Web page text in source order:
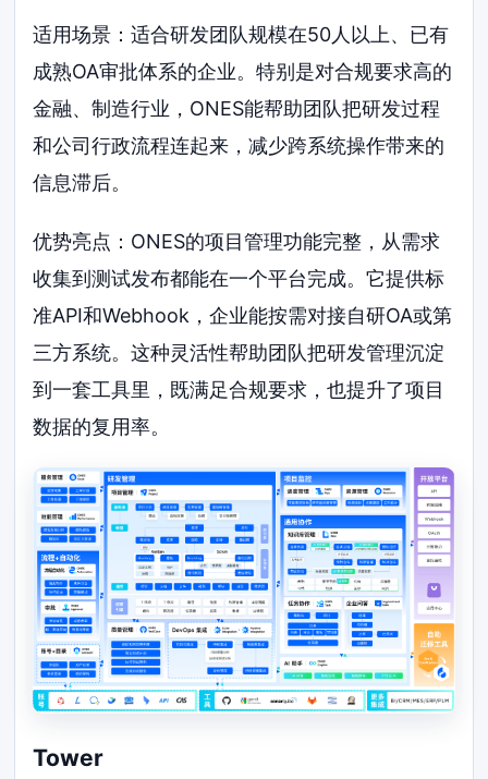
适用场景：适合研发团队规模在50人以上、已有
成熟OA审批体系的企业。特别是对合规要求高的
金融、制造行业，ONES能帮助团队把研发过程
和公司行政流程连起来，减少跨系统操作带来的
信息滞后。
优势亮点：ONES的项目管理功能完整，从需求
收集到测试发布都能在一个平台完成。它提供标
准API和Webhook，企业能按需对接自研OA或第
三方系统。这种灵活性帮助团队把研发管理沉淀
到一套工具里，既满足合规要求，也提升了项目
数据的复用率。
Tower